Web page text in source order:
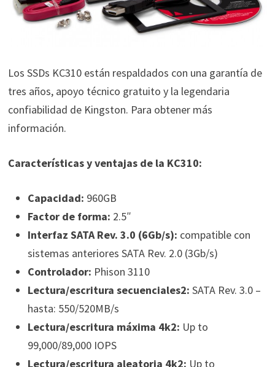
Los SSDs KC310 están respaldados con una garantía de
tres años, apoyo técnico gratuito y la legendaria
confiabilidad de Kingston. Para obtener más
información.
Características y ventajas de la KC310:
Capacidad: 960GB
Factor de forma: 2.5″
Interfaz SATA Rev. 3.0 (6Gb/s): compatible con
sistemas anteriores SATA Rev. 2.0 (3Gb/s)
Controlador: Phison 3110
Lectura/escritura secuenciales2: SATA Rev. 3.0 –
hasta: 550/520MB/s
Lectura/escritura máxima 4k2: Up to
99,000/89,000 IOPS
Lectura/escritura aleatoria 4k2: Up to